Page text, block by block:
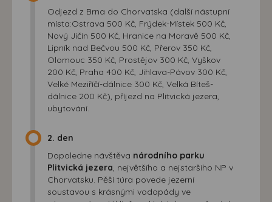
Odjezd z Brna do Chorvatska (další nástupní
místa:Ostrava 500 Kč, Frýdek-Místek 500 Kč,
Nový Jičín 500 Kč, Hranice na Moravě 500 Kč,
Lipník nad Bečvou 500 Kč, Přerov 350 Kč,
Olomouc 350 Kč, Prostějov 300 Kč, Vyškov
200 Kč, Praha 400 Kč, Jihlava-Pávov 300 Kč,
Velké Meziříčí-dálnice 300 Kč, Velká Bíteš-
dálnice 200 Kč), příjezd na Plitvická jezera,
ubytování.
2. den
Dopoledne návštěva národního parku
Plitvická jezera , největšího a nejstaršího NP v
Chorvatsku. Pěší túra povede jezerní
soustavou s krásnými vodopády ve